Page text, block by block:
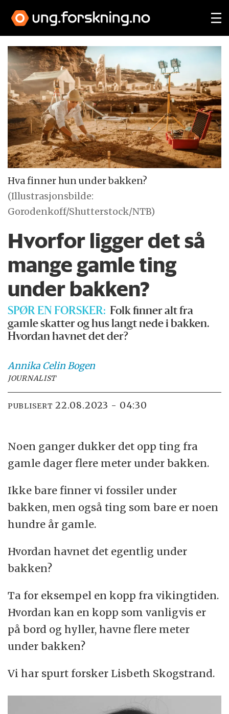
Hva finner hun under bakken?
(Illustrasjonsbilde:
Gorodenkoff/Shutterstock/NTB)
Hvorfor ligger det så
mange gamle ting
under bakken?
SPØR EN FORSKER: Folk finner alt fra
gamle skatter og hus langt nede i bakken.
Hvordan havnet det der?
Annika CelinBogen
JOURNALIST
PUBLISERT 22.08.2023 - 04:30
Noen ganger dukker det opp ting fra
gamle dager flere meter under bakken.
Ikke bare finner vi fossiler under
bakken, men også ting som bare er noen
hundre år gamle.
Hvordan havnet det egentlig under
bakken?
Ta for eksempel en kopp fra vikingtiden.
Hvordan kan en kopp som vanligvis er
på bord og hyller, havne flere meter
under bakken?
Vi har spurt forsker Lisbeth Skogstrand.